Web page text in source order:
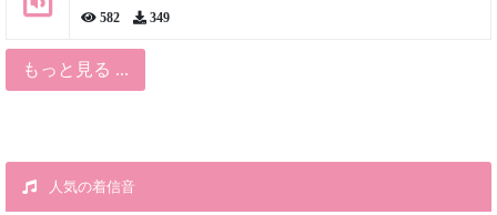
582 349
もっと見る ...
人気の着信音